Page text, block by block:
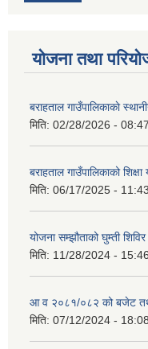
योजना तथा
बराहताल गाउँपालिकाकाे
मिति: 02/28/2026 - 08:47
बराहताल गाउँपालिकाको
मिति: 06/17/2025 - 11:43
योजना सम्झौताको घुम्ती
मिति: 11/28/2024 - 15:46
आ व २०८१/०८२ को बजेट
मिति: 07/12/2024 - 18:08